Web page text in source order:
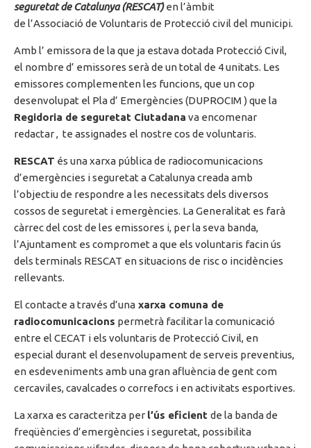
seguretat de Catalunya (RESCAT)en l’àmbit
de l’Associació de Voluntaris de Protecció civil del municipi.
Amb l’ emissora de la que ja estava dotada Protecció Civil,
el nombre d’ emissores serà de un total de 4 unitats. Les
emissores complementen les funcions, que un cop
desenvolupat el Pla d’ Emergències (DUPROCIM ) que la
Regidoria de seguretat Ciutadana va encomenar
redactar , te assignades el nostre cos de voluntaris.
RESCAT és una xarxa pública de radiocomunicacions
d’emergències i seguretat a Catalunya creada amb
l’objectiu de respondre a les necessitats dels diversos
cossos de seguretat i emergències. La Generalitat es farà
càrrec del cost de les emissores i, per la seva banda,
l’Ajuntament es compromet a que els voluntaris facin ús
dels terminals RESCAT en situacions de risc o incidències
rellevants.
El contacte a través d’una xarxa comuna de
radiocomunicacions permetrà facilitar la comunicació
entre el CECAT i els voluntaris de Protecció Civil, en
especial durant el desenvolupament de serveis preventius,
en esdeveniments amb una gran afluència de gent com
cercaviles, cavalcades o correfocs i en activitats esportives.
La xarxa es caracteritza per l’ús eficient de la banda de
freqüències d’emergències i seguretat, possibilita